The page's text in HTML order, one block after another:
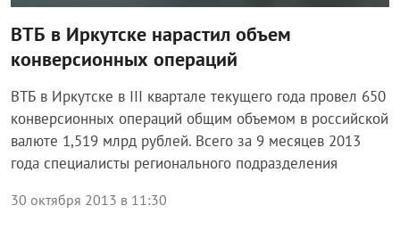
ВТБ в Иркутске нарастил объем
конверсионных операций
ВТБ в Иркутске в III квартале текущего года провел 650
конверсионных операций общим объемом в российской
валюте 1,519 млрд рублей. Всего за 9 месяцев 2013
года специалисты регионального подразделения
30 октября 2013 в 11:30